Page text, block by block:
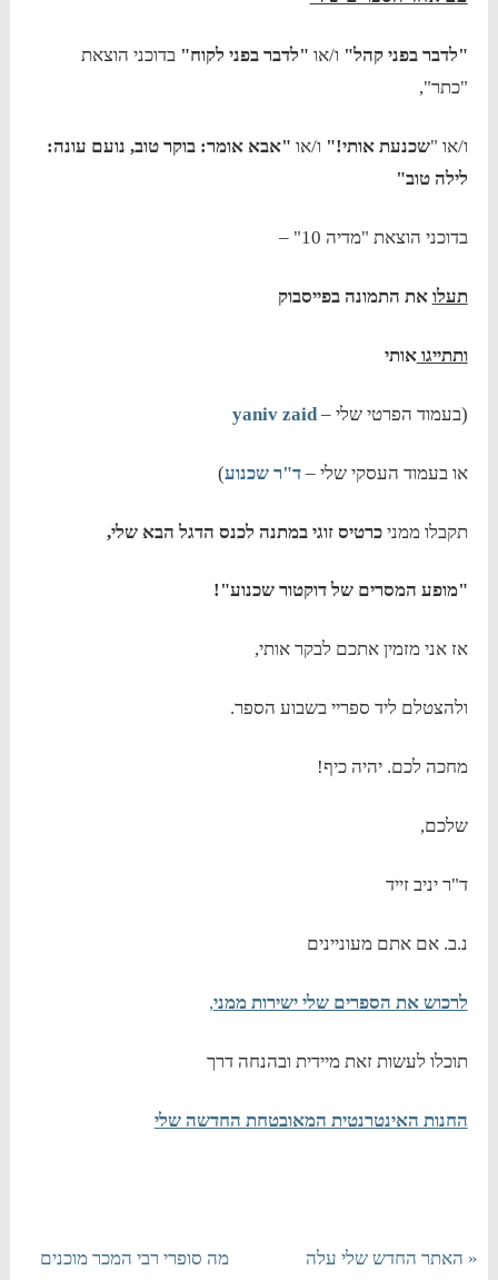
"לדבר בפני קהל" ו/או "לדבר בפני לקוח" בדוכני הוצאת
"כתר",
ו/או "שכנעת אותי!" ו/או "אבא אומר: בוקר טוב, נועם עונה:
לילה טוב"
בדוכני הוצאת "מדיה 10" –
תעלו את התמונה בפייסבוק
ותתייגואותי
(בעמוד הפרטי שלי –yaniv zaid
או בעמוד העסקי שלי –ד"ר שכנוע)
תקבלו ממניכרטיס זוגי במתנה לכנס הדגל הבא שלי,
"מופע המסרים של דוקטור שכנוע"!
אז אני מזמין אתכם לבקר אותי,
ולהצטלם ליד ספריי בשבוע הספר.
מחכה לכם. יהיה כיף!
שלכם,
ד"ר יניב זייד
נ.ב. אם אתם מעוניינים
לרכוש את הספרים שלי ישירות ממני,
תוכלו לעשות זאת מיידית ובהנחה דרך
החנות האינטרנטית המאובטחת החדשה שלי
« האתר החדש שלי עלה
מה סופרי רבי המכר מוכנים